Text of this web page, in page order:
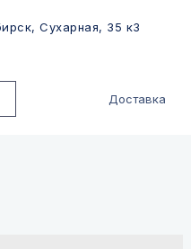
Сухарная, 35 к3
Доставка